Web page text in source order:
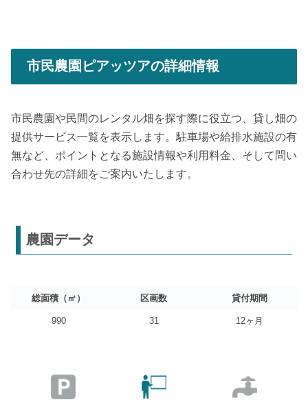
市民農園ピアッツアの詳細情報
市民農園や民間のレンタル畑を探す際に役立つ、貸し畑の
提供サービス一覧を表示します。駐車場や給排水施設の有
無など、ポイントとなる施設情報や利用料金、そして問い
合わせ先の詳細をご案内いたします。
農園データ
総面積（㎡） 区画数 貸付期間
990 31 12ヶ月